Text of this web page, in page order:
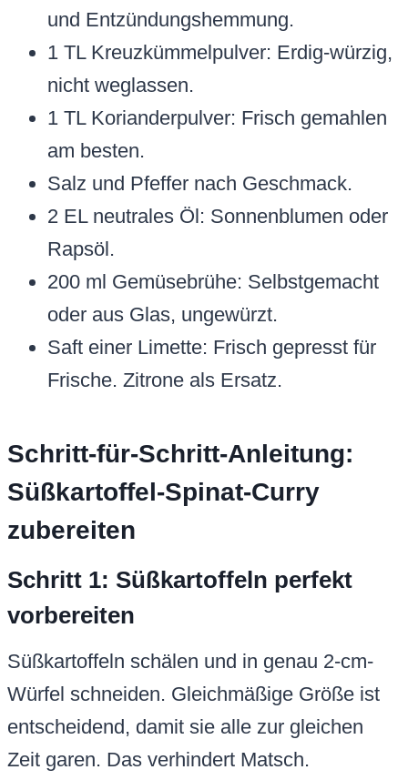
und Entzündungshemmung.
1 TL Kreuzkümmelpulver: Erdig-würzig,
nicht weglassen.
1 TL Korianderpulver: Frisch gemahlen
am besten.
Salz und Pfeffer nach Geschmack.
2 EL neutrales Öl: Sonnenblumen oder
Rapsöl.
200 ml Gemüsebrühe: Selbstgemacht
oder aus Glas, ungewürzt.
Saft einer Limette: Frisch gepresst für
Frische. Zitrone als Ersatz.
Schritt-für-Schritt-Anleitung:
Süßkartoffel-Spinat-Curry
zubereiten
Schritt 1: Süßkartoffeln perfekt
vorbereiten
Süßkartoffeln schälen und in genau 2-cm-
Würfel schneiden. Gleichmäßige Größe ist
entscheidend, damit sie alle zur gleichen
Zeit garen. Das verhindert Matsch.